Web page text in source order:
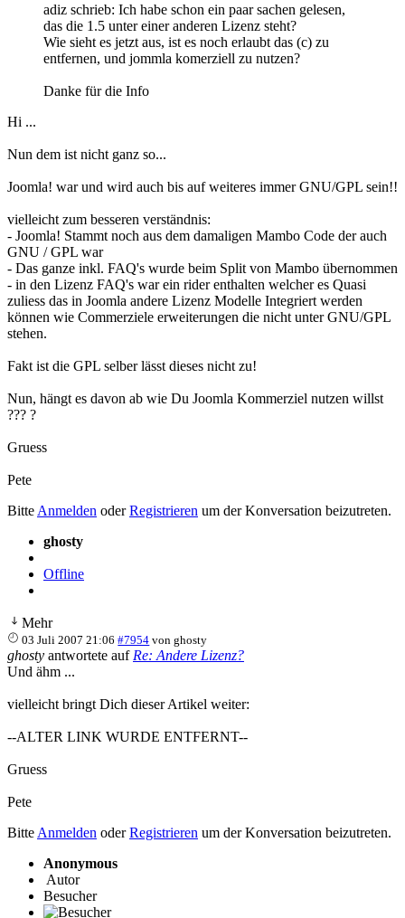
adiz schrieb: Ich habe schon ein paar sachen gelesen,
das die 1.5 unter einer anderen Lizenz steht?
Wie sieht es jetzt aus, ist es noch erlaubt das (c) zu
entfernen, und jommla komerziell zu nutzen?
Danke für die Info
Hi ...
Nun dem ist nicht ganz so...
Joomla! war und wird auch bis auf weiteres immer GNU/GPL sein!!
vielleicht zum besseren verständnis:
- Joomla! Stammt noch aus dem damaligen Mambo Code der auch
GNU / GPL war
- Das ganze inkl. FAQ's wurde beim Split von Mambo übernommen
- in den Lizenz FAQ's war ein rider enthalten welcher es Quasi
zuliess das in Joomla andere Lizenz Modelle Integriert werden
können wie Commerziele erweiterungen die nicht unter GNU/GPL
stehen.
Fakt ist die GPL selber lässt dieses nicht zu!
Nun, hängt es davon ab wie Du Joomla Kommerziel nutzen willst
??? ?
Gruess
Pete
Bitte Anmelden oderRegistrieren um der Konversation beizutreten.
ghosty
Offline
Mehr
03 Juli 2007 21:06 #7954 vonghosty
ghosty antwortete auf Re: Andere Lizenz?
Und ähm ...
vielleicht bringt Dich dieser Artikel weiter:
--ALTER LINK WURDE ENTFERNT--
Gruess
Pete
Bitte Anmelden oderRegistrieren um der Konversation beizutreten.
Anonymous
Autor
Besucher